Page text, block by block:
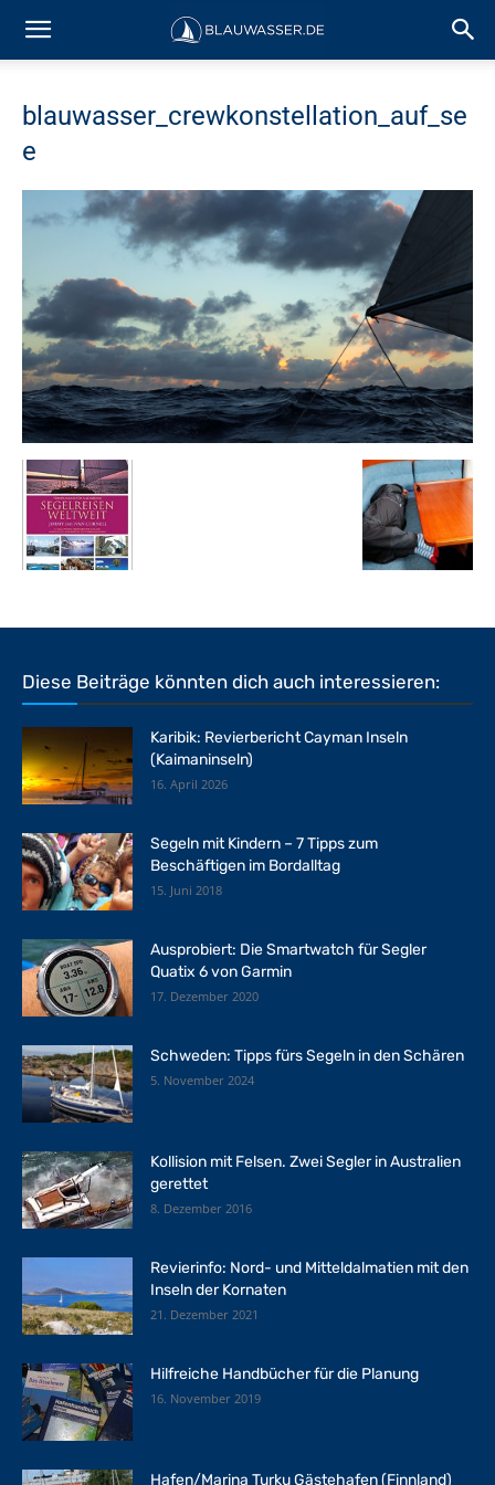
blauwasser_crewkonstellation_auf_se
e
Diese Beiträge könnten dich auch interessieren:
Karibik: Revierbericht Cayman Inseln
(Kaimaninseln)
16. April 2026
Segeln mit Kindern – 7 Tipps zum
Beschäftigen im Bordalltag
15. Juni 2018
Ausprobiert: Die Smartwatch für Segler
Quatix 6 von Garmin
17. Dezember 2020
Schweden: Tipps fürs Segeln in den Schären
5. November 2024
Kollision mit Felsen. Zwei Segler in Australien
gerettet
8. Dezember 2016
Revierinfo: Nord- und Mitteldalmatien mit den
Inseln der Kornaten
21. Dezember 2021
Hilfreiche Handbücher für die Planung
16. November 2019
Hafen/Marina Turku Gästehafen (Finnland)